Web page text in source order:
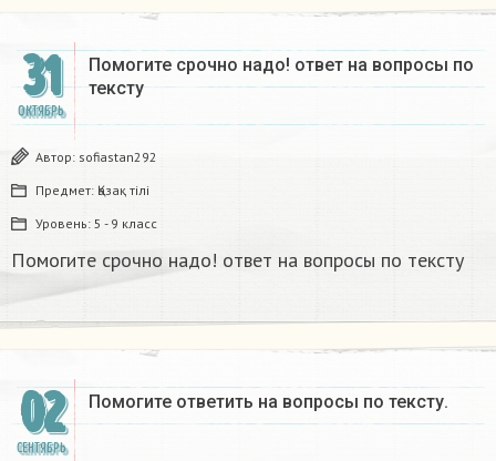
31
ОКТЯБРЬ
Помогите срочно надо! ответ на вопросы по
тексту​
Автор: sofiastan292
Предмет: Қазақ тiлi
Уровень: 5 - 9 класс
Помогите срочно надо! ответ на вопросы по тексту​
02
СЕНТЯБРЬ
Помогите ответить на вопросы по тексту.